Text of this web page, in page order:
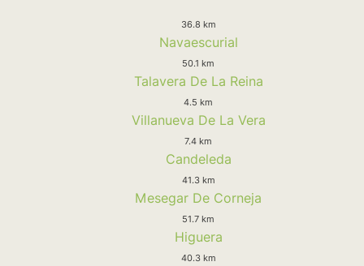
36.8 km
Navaescurial
50.1 km
Talavera De La Reina
4.5 km
Villanueva De La Vera
7.4 km
Candeleda
41.3 km
Mesegar De Corneja
51.7 km
Higuera
40.3 km